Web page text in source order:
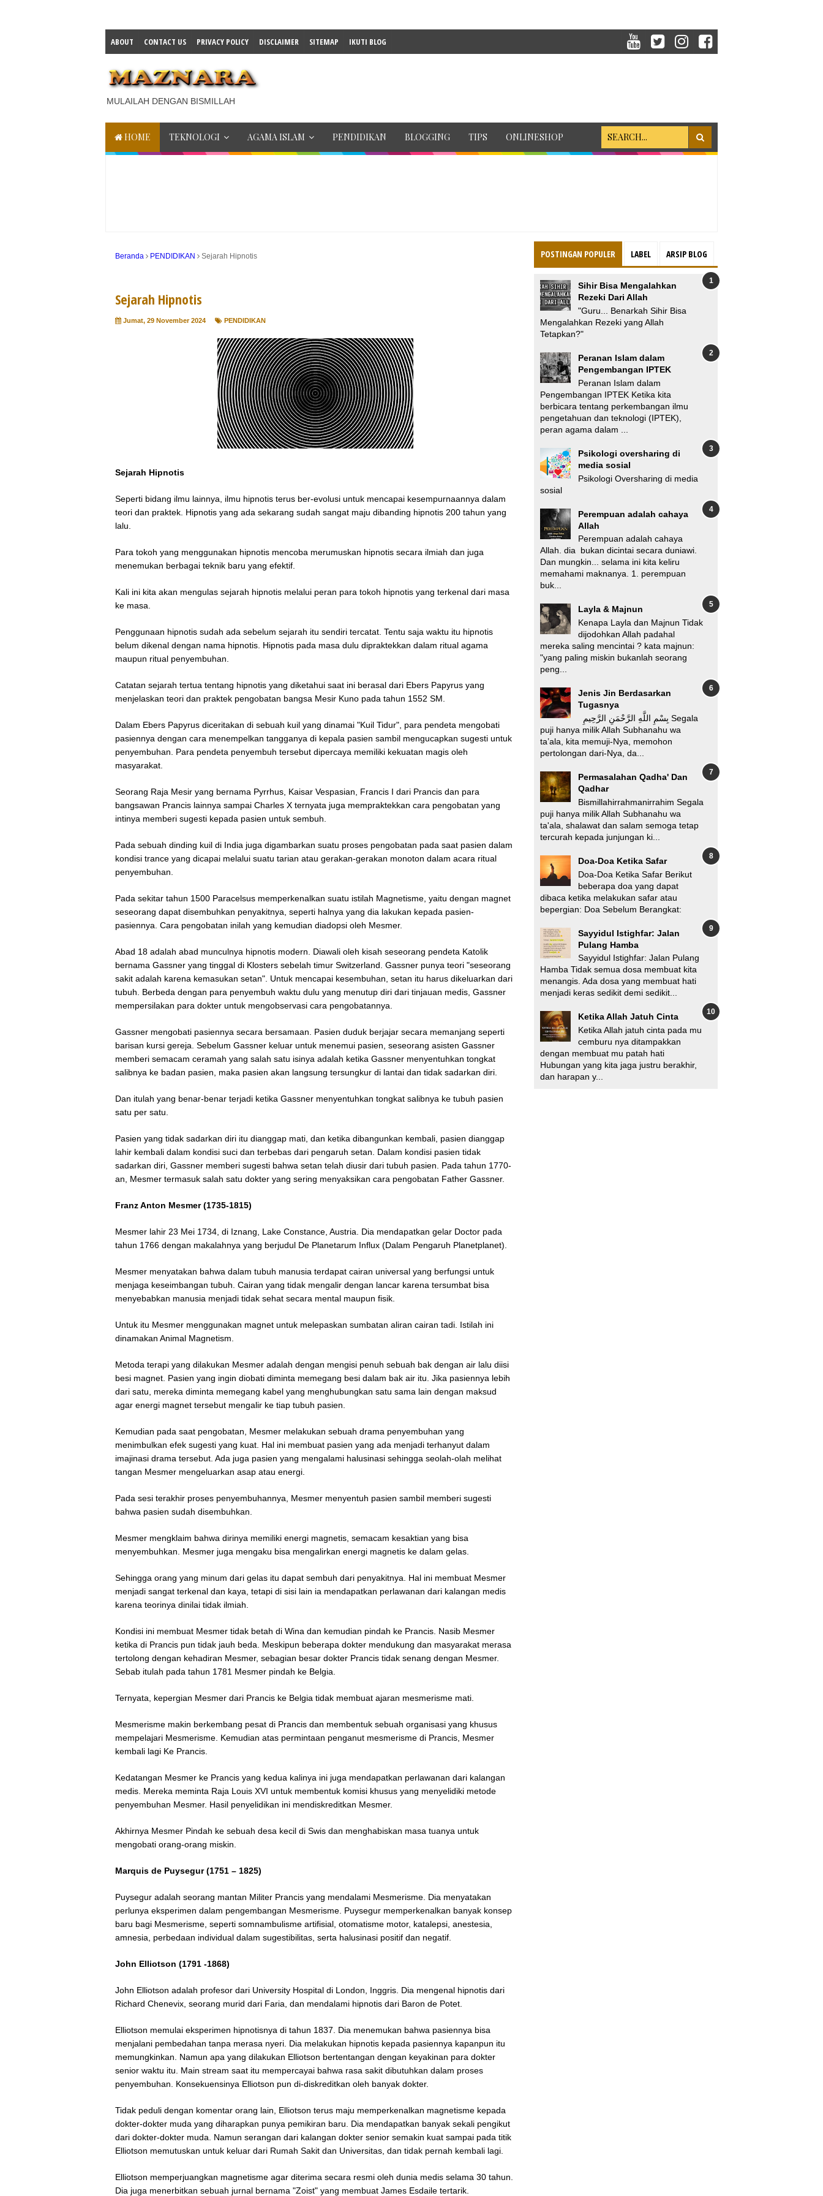
ABOUT CONTACT US PRIVACY POLICY DISCLAIMER SITEMAP IKUTI BLOG
MULAILAH DENGAN BISMILLAH
HOME TEKNOLOGI AGAMA ISLAM PENDIDIKAN BLOGGING TIPS ONLINESHOP
Beranda PENDIDIKAN Sejarah Hipnotis
Sejarah Hipnotis
Jumat, 29 November 2024 PENDIDIKAN
Sejarah Hipnotis
Seperti bidang ilmu lainnya, ilmu hipnotis terus ber-evolusi untuk mencapai kesempurnaannya dalam
teori dan praktek. Hipnotis yang ada sekarang sudah sangat maju dibanding hipnotis 200 tahun yang
lalu.
Para tokoh yang menggunakan hipnotis mencoba merumuskan hipnotis secara ilmiah dan juga
menemukan berbagai teknik baru yang efektif.
Kali ini kita akan mengulas sejarah hipnotis melalui peran para tokoh hipnotis yang terkenal dari masa
ke masa.
Penggunaan hipnotis sudah ada sebelum sejarah itu sendiri tercatat. Tentu saja waktu itu hipnotis
belum dikenal dengan nama hipnotis. Hipnotis pada masa dulu dipraktekkan dalam ritual agama
maupun ritual penyembuhan.
Catatan sejarah tertua tentang hipnotis yang diketahui saat ini berasal dari Ebers Papyrus yang
menjelaskan teori dan praktek pengobatan bangsa Mesir Kuno pada tahun 1552 SM.
Dalam Ebers Papyrus diceritakan di sebuah kuil yang dinamai "Kuil Tidur", para pendeta mengobati
pasiennya dengan cara menempelkan tangganya di kepala pasien sambil mengucapkan sugesti untuk
penyembuhan. Para pendeta penyembuh tersebut dipercaya memiliki kekuatan magis oleh
masyarakat.
Seorang Raja Mesir yang bernama Pyrrhus, Kaisar Vespasian, Francis I dari Prancis dan para
bangsawan Prancis lainnya sampai Charles X ternyata juga mempraktekkan cara pengobatan yang
intinya memberi sugesti kepada pasien untuk sembuh.
Pada sebuah dinding kuil di India juga digambarkan suatu proses pengobatan pada saat pasien dalam
kondisi trance yang dicapai melalui suatu tarian atau gerakan-gerakan monoton dalam acara ritual
penyembuhan.
Pada sekitar tahun 1500 Paracelsus memperkenalkan suatu istilah Magnetisme, yaitu dengan magnet
seseorang dapat disembuhkan penyakitnya, seperti halnya yang dia lakukan kepada pasien-
pasiennya. Cara pengobatan inilah yang kemudian diadopsi oleh Mesmer.
Abad 18 adalah abad munculnya hipnotis modern. Diawali oleh kisah seseorang pendeta Katolik
bernama Gassner yang tinggal di Klosters sebelah timur Switzerland. Gassner punya teori "seseorang
sakit adalah karena kemasukan setan". Untuk mencapai kesembuhan, setan itu harus dikeluarkan dari
tubuh. Berbeda dengan para penyembuh waktu dulu yang menutup diri dari tinjauan medis, Gassner
mempersilakan para dokter untuk mengobservasi cara pengobatannya.
Gassner mengobati pasiennya secara bersamaan. Pasien duduk berjajar secara memanjang seperti
barisan kursi gereja. Sebelum Gassner keluar untuk menemui pasien, seseorang asisten Gassner
memberi semacam ceramah yang salah satu isinya adalah ketika Gassner menyentuhkan tongkat
salibnya ke badan pasien, maka pasien akan langsung tersungkur di lantai dan tidak sadarkan diri.
Dan itulah yang benar-benar terjadi ketika Gassner menyentuhkan tongkat salibnya ke tubuh pasien
satu per satu.
Pasien yang tidak sadarkan diri itu dianggap mati, dan ketika dibangunkan kembali, pasien dianggap
lahir kembali dalam kondisi suci dan terbebas dari pengaruh setan. Dalam kondisi pasien tidak
sadarkan diri, Gassner memberi sugesti bahwa setan telah diusir dari tubuh pasien. Pada tahun 1770-
an, Mesmer termasuk salah satu dokter yang sering menyaksikan cara pengobatan Father Gassner.
Franz Anton Mesmer (1735-1815)
Mesmer lahir 23 Mei 1734, di Iznang, Lake Constance, Austria. Dia mendapatkan gelar Doctor pada
tahun 1766 dengan makalahnya yang berjudul De Planetarum Influx (Dalam Pengaruh Planetplanet).
Mesmer menyatakan bahwa dalam tubuh manusia terdapat cairan universal yang berfungsi untuk
menjaga keseimbangan tubuh. Cairan yang tidak mengalir dengan lancar karena tersumbat bisa
menyebabkan manusia menjadi tidak sehat secara mental maupun fisik.
Untuk itu Mesmer menggunakan magnet untuk melepaskan sumbatan aliran cairan tadi. Istilah ini
dinamakan Animal Magnetism.
Metoda terapi yang dilakukan Mesmer adalah dengan mengisi penuh sebuah bak dengan air lalu diisi
besi magnet. Pasien yang ingin diobati diminta memegang besi dalam bak air itu. Jika pasiennya lebih
dari satu, mereka diminta memegang kabel yang menghubungkan satu sama lain dengan maksud
agar energi magnet tersebut mengalir ke tiap tubuh pasien.
Kemudian pada saat pengobatan, Mesmer melakukan sebuah drama penyembuhan yang
menimbulkan efek sugesti yang kuat. Hal ini membuat pasien yang ada menjadi terhanyut dalam
imajinasi drama tersebut. Ada juga pasien yang mengalami halusinasi sehingga seolah-olah melihat
tangan Mesmer mengeluarkan asap atau energi.
Pada sesi terakhir proses penyembuhannya, Mesmer menyentuh pasien sambil memberi sugesti
bahwa pasien sudah disembuhkan.
Mesmer mengklaim bahwa dirinya memiliki energi magnetis, semacam kesaktian yang bisa
menyembuhkan. Mesmer juga mengaku bisa mengalirkan energi magnetis ke dalam gelas.
Sehingga orang yang minum dari gelas itu dapat sembuh dari penyakitnya. Hal ini membuat Mesmer
menjadi sangat terkenal dan kaya, tetapi di sisi lain ia mendapatkan perlawanan dari kalangan medis
karena teorinya dinilai tidak ilmiah.
Kondisi ini membuat Mesmer tidak betah di Wina dan kemudian pindah ke Prancis. Nasib Mesmer
ketika di Prancis pun tidak jauh beda. Meskipun beberapa dokter mendukung dan masyarakat merasa
tertolong dengan kehadiran Mesmer, sebagian besar dokter Prancis tidak senang dengan Mesmer.
Sebab itulah pada tahun 1781 Mesmer pindah ke Belgia.
Ternyata, kepergian Mesmer dari Prancis ke Belgia tidak membuat ajaran mesmerisme mati.
Mesmerisme makin berkembang pesat di Prancis dan membentuk sebuah organisasi yang khusus
mempelajari Mesmerisme. Kemudian atas permintaan penganut mesmerisme di Prancis, Mesmer
kembali lagi Ke Prancis.
Kedatangan Mesmer ke Prancis yang kedua kalinya ini juga mendapatkan perlawanan dari kalangan
medis. Mereka meminta Raja Louis XVI untuk membentuk komisi khusus yang menyelidiki metode
penyembuhan Mesmer. Hasil penyelidikan ini mendiskreditkan Mesmer.
Akhirnya Mesmer Pindah ke sebuah desa kecil di Swis dan menghabiskan masa tuanya untuk
mengobati orang-orang miskin.
Marquis de Puysegur (1751 – 1825)
Puysegur adalah seorang mantan Militer Prancis yang mendalami Mesmerisme. Dia menyatakan
perlunya eksperimen dalam pengembangan Mesmerisme. Puysegur memperkenalkan banyak konsep
baru bagi Mesmerisme, seperti somnambulisme artifisial, otomatisme motor, katalepsi, anestesia,
amnesia, perbedaan individual dalam sugestibilitas, serta halusinasi positif dan negatif.
John Elliotson (1791 -1868)
John Elliotson adalah profesor dari University Hospital di London, Inggris. Dia mengenal hipnotis dari
Richard Chenevix, seorang murid dari Faria, dan mendalami hipnotis dari Baron de Potet.
Elliotson memulai eksperimen hipnotisnya di tahun 1837. Dia menemukan bahwa pasiennya bisa
menjalani pembedahan tanpa merasa nyeri. Dia melakukan hipnotis kepada pasiennya kapanpun itu
memungkinkan. Namun apa yang dilakukan Elliotson bertentangan dengan keyakinan para dokter
senior waktu itu. Main stream saat itu mempercayai bahwa rasa sakit dibutuhkan dalam proses
penyembuhan. Konsekuensinya Elliotson pun di-diskreditkan oleh banyak dokter.
Tidak peduli dengan komentar orang lain, Elliotson terus maju memperkenalkan magnetisme kepada
dokter-dokter muda yang diharapkan punya pemikiran baru. Dia mendapatkan banyak sekali pengikut
dari dokter-dokter muda. Namun serangan dari kalangan dokter senior semakin kuat sampai pada titik
Elliotson memutuskan untuk keluar dari Rumah Sakit dan Universitas, dan tidak pernah kembali lagi.
Elliotson memperjuangkan magnetisme agar diterima secara resmi oleh dunia medis selama 30 tahun.
Dia juga menerbitkan sebuah jurnal bernama "Zoist" yang membuat James Esdaile tertarik.
POSTINGAN POPULER LABEL ARSIP BLOG
Sihir Bisa Mengalahkan
Rezeki Dari Allah
"Guru... Benarkah Sihir Bisa
Mengalahkan Rezeki yang Allah
Tetapkan?"
Peranan Islam dalam
Pengembangan IPTEK
Peranan Islam dalam
Pengembangan IPTEK Ketika kita
berbicara tentang perkembangan ilmu
pengetahuan dan teknologi (IPTEK),
peran agama dalam ...
Psikologi oversharing di
media sosial
Psikologi Oversharing di media
sosial
Perempuan adalah cahaya
Allah
Perempuan adalah cahaya
Allah. dia bukan dicintai secara duniawi.
Dan mungkin... selama ini kita keliru
memahami maknanya. 1. perempuan
buk...
Layla & Majnun
Kenapa Layla dan Majnun Tidak
dijodohkan Allah padahal
mereka saling mencintai ? kata majnun:
"yang paling miskin bukanlah seorang
peng...
Jenis Jin Berdasarkan
Tugasnya
puji hanya milik Allah Subhanahu wa
ta’ala, kita memuji-Nya, memohon
pertolongan dari-Nya, da...
Permasalahan Qadha' Dan
Qadhar
Bismillahirrahmanirrahim Segala
puji hanya milik Allah Subhanahu wa
ta'ala, shalawat dan salam semoga tetap
tercurah kepada junjungan ki...
Doa-Doa Ketika Safar
Doa-Doa Ketika Safar Berikut
beberapa doa yang dapat
dibaca ketika melakukan safar atau
bepergian: Doa Sebelum Berangkat:
Sayyidul Istighfar: Jalan
Pulang Hamba
Sayyidul Istighfar: Jalan Pulang
Hamba Tidak semua dosa membuat kita
menangis. Ada dosa yang membuat hati
menjadi keras sedikit demi sedikit...
Ketika Allah Jatuh Cinta
Ketika Allah jatuh cinta pada mu
cemburu nya ditampakkan
dengan membuat mu patah hati
Hubungan yang kita jaga justru berakhir,
dan harapan y...